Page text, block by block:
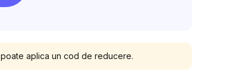
aplica un cod de reducere.